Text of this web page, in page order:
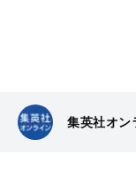
集英社オン